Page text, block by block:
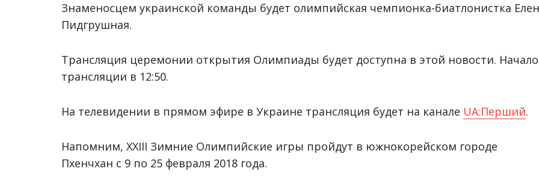
Знаменосцем украинской команды будет олимпийская чемпионка-биатлонистка
Пидгрушная.
Трансляция церемонии открытия Олимпиады будет доступна в этой новости. Начало
трансляции в 12:50.
На телевидении в прямом эфире в Украине трансляция будет на канале UA:Перший.
Напомним, ХХIII Зимние Олимпийские игры пройдут в южнокорейском городе
Пхенчхан с 9 по 25 февраля 2018 года.